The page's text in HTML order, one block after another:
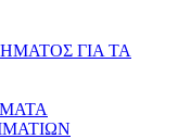
ΓΙΑ ΤΑ